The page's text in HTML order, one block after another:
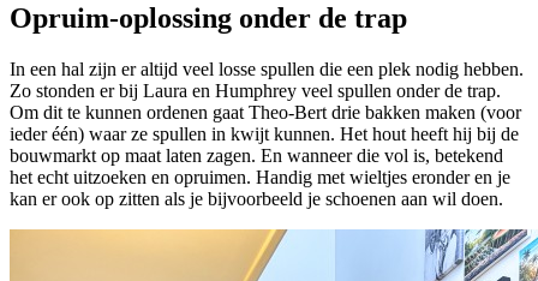
Opruim-oplossing onder de trap
In een hal zijn er altijd veel losse spullen die een plek nodig hebben.
Zo stonden er bij Laura en Humphrey veel spullen onder de trap.
Om dit te kunnen ordenen gaat Theo-Bert drie bakken maken (voor
ieder één) waar ze spullen in kwijt kunnen. Het hout heeft hij bij de
bouwmarkt op maat laten zagen. En wanneer die vol is, betekend
het echt uitzoeken en opruimen. Handig met wieltjes eronder en je
kan er ook op zitten als je bijvoorbeeld je schoenen aan wil doen.